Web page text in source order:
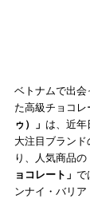
ベトナムで出
た高級チョコレ
ゥ）」 は、近年
大注目ブラン
り、人気商品の
ョコレート」 で
ンナイ・バリ